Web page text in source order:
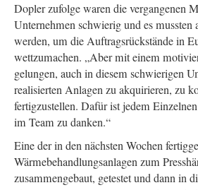
Dopler zufolge waren die vergangenen
Unternehmen schwierig und es mussten
werden, um die Auftragsrückstände in
wettzumachen. „Aber mit einem
gelungen, auch in diesem schwierigen
realisierten Anlagen zu akquirieren, zu
fertigzustellen. Dafür ist jedem
im Team zu danken.“
Eine der in den nächsten Wochen
Wärmebehandlungsanlagen zum
zusammengebaut, getestet und dann in